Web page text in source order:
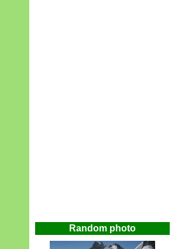
Random photo